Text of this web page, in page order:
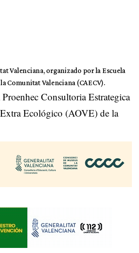
Valenciana, organizado por la Escuela
Comunitat Valenciana (CAECV).
Consultoria Estrategica
Ecológico (AOVE) de la